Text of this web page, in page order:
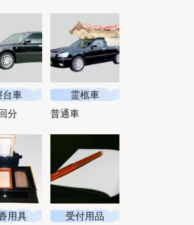
台車
分
霊柩車
普通車
用具
受付用品